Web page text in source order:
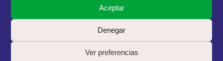
Aceptar
Denegar
Ver preferencias
VOLVER A PÁGINA DE OFERTAS